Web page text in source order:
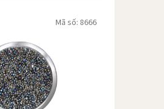
Mã số: 8666